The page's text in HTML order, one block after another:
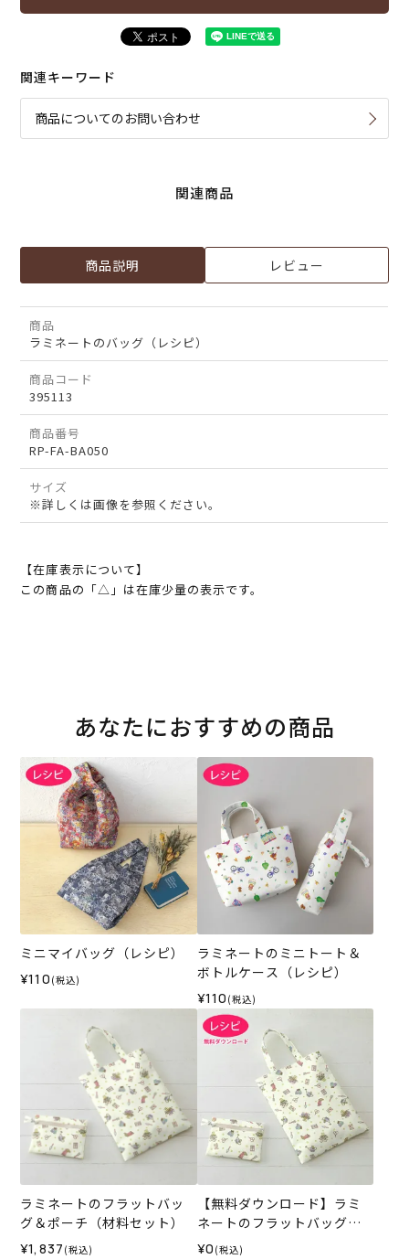
関連キーワード
商品についてのお問い合わせ
関連商品
商品説明 レビュー
商品
ラミネートのバッグ（レシピ）
商品コード
395113
商品番号
RP-FA-BA050
サイズ
※詳しくは画像を参照ください。
【在庫表示について】
この商品の「△」は在庫少量の表示です。
あなたにおすすめの商品
ミニマイバッグ（レシピ）
¥110 (税込)
ラミネートのミニトート＆
ボトルケース（レシピ）
¥110 (税込)
ラミネートのフラットバッ
グ＆ポーチ（材料セット）
¥1,837 (税込)
【無料ダウンロード】ラミ
ネートのフラットバッグ＆
ポーチ（レシピ）
¥0 (税込)